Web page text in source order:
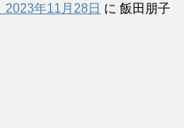
年11月28日 に 飯田朋子